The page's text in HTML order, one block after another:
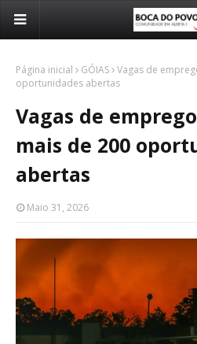
Página inicial GÓIAS Vagas de
oportunidades abertas
Vagas de emprego
mais de 200
abertas
Maio 31, 2026